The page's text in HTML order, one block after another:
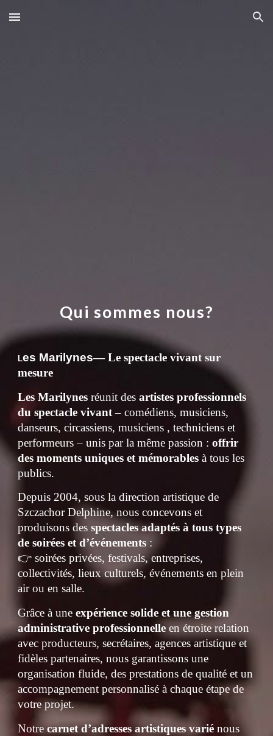
Skip to main content Skip to navigation
Qui sommes nous?
Les Marilynes— Le spectacle vivant sur
mesure
Les Marilynesréunit desartistes professionnels
du spectacle vivant– comédiens, musiciens,
danseurs, circassiens,musiciens , technicienset
performeurs – unis par la même passion :offrir
des moments uniques et mémorables à tous les
publics.
Depuis2004, sous la direction artistique de
Szczachor Delphine, nous concevons et
produisons desspectacles adaptés à tous types
de soirées et d’événements :
👉 soirées privées, festivals, entreprises,
collectivités, lieux culturels, événements en plein
air ou en salle.
Grâce à uneexpérience solide et une gestion
administrative professionnelle en étroite relation
avec producteurs, secrétaires, agences artistique et
fidèles partenaires,nous garantissons une
organisation fluide, des prestations de qualité et un
accompagnement personnalisé à chaque étape de
votre projet.
Notrecarnet d’adresses artistiques varié nous